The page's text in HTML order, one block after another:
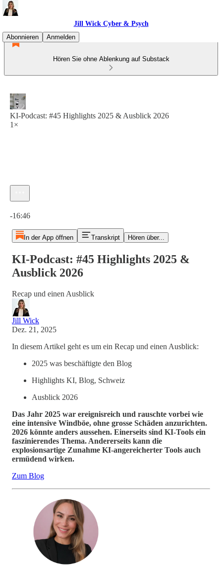
Jill Wick Cyber & Psych
Abonnieren
Anmelden
Hören Sie ohne Ablenkung auf Substack
KI-Podcast: #45 Highlights 2025 & Ausblick 2026
1×
-16:46
In der App öffnen Transkript Hören über...
KI-Podcast: #45 Highlights 2025 &
Ausblick 2026
Recap und einen Ausblick
Jill Wick
Dez. 21, 2025
In diesem Artikel geht es um ein Recap und einen Ausblick:
2025 was beschäftigte den Blog
Highlights KI, Blog, Schweiz
Ausblick 2026
Das Jahr 2025 war ereignisreich und rauschte vorbei wie
eine intensive Windböe, ohne grosse Schäden anzurichten.
2026 könnte anders aussehen. Einerseits sind KI-Tools ein
faszinierendes Thema. Andererseits kann die
explosionsartige Zunahme KI-angereicherter Tools auch
ermüdend wirken.
Zum Blog